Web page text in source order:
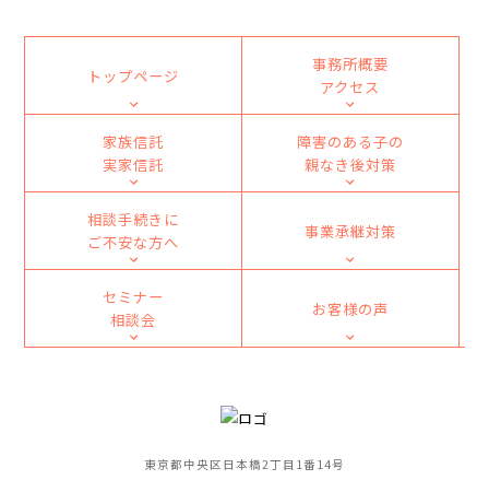
トップページ
事務所概要
アクセス
家族信託
実家信託
障害のある子の
親なき後対策
相談手続きに
ご不安な方へ
事業承継対策
セミナー
相談会
お客様の声
東京都中央区日本橋2丁目1番14号